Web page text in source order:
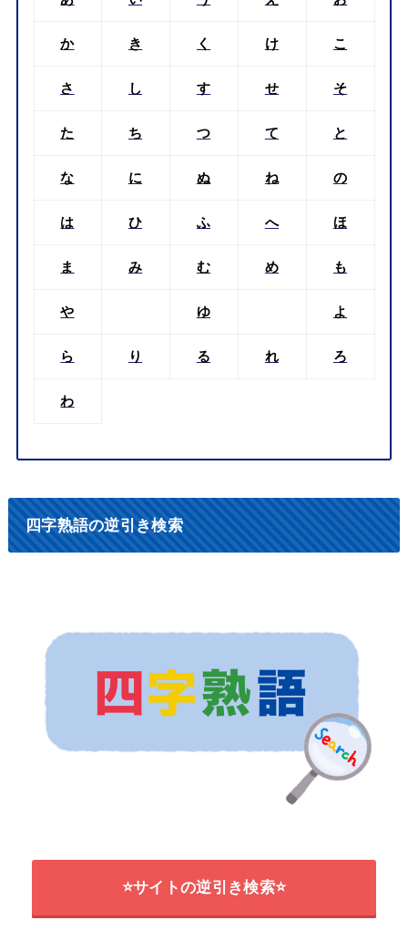
か き く け こ
さ し す せ そ
た ち つ て と
な に ぬ ね の
は ひ ふ へ ほ
ま み む め も
や ゆ よ
ら り る れ ろ
わ
四字熟語の逆引き検索
⭐サイトの逆引き検索⭐